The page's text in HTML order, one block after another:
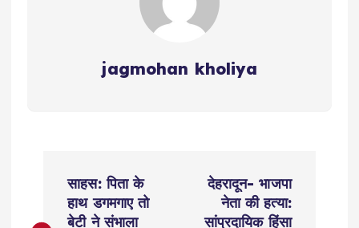
jagmohan kholiya
साहस: पिता के
हाथ डगमगाए तो
बेटी ने संभाला
देहरादून- भाजपा
नेता की हत्या:
सांप्रदायिक हिंसा